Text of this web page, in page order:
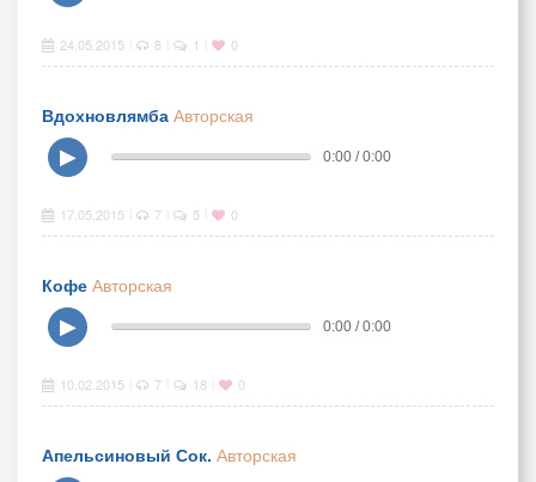
24.05.2015 8 1 0
Вдохновлямба Авторская
▶
0:00 / 0:00
17.05.2015 7 5 0
Кофе Авторская
▶
0:00 / 0:00
10.02.2015 7 18 0
Апельсиновый Сок. Авторская